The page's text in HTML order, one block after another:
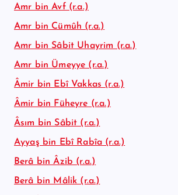
Amr bin Avf (r.a.)
Amr bin Cümûh (r.a.)
Amr bin Sâbit Uhayrim (r.a.)
Amr bin Ümeyye (r.a.)
Âmir bin Ebî Vakkas (r.a.)
Âmir bin Füheyre (r.a.)
Âsım bin Sâbit (r.a.)
Ayyaş bin Ebî Rabîa (r.a.)
Berâ bin Âzib (r.a.)
Berâ bin Mâlik (r.a.)